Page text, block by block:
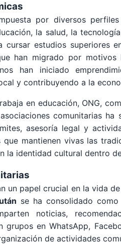
por diversos perfiles
la salud, la
estudios superiores
han migrado por motivos
han iniciado
y contribuyendo a la
en educación, ONG,
comunitarias ha
asesoría legal y
mantienen vivas las
la identidad cultural dentro
un papel crucial en la vida
se ha consolidado
noticias,
grupos en WhatsApp,
de actividades